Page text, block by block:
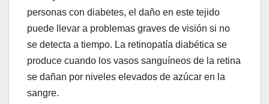
personas con diabetes, el daño en este tejido
puede llevar a problemas graves de visión si no
se detecta a tiempo. La retinopatía diabética se
produce cuando los vasos sanguíneos de la retina
se dañan por niveles elevados de azúcar en la
sangre.